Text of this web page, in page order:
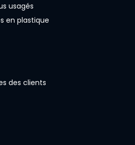
usagés
en plastique
des clients